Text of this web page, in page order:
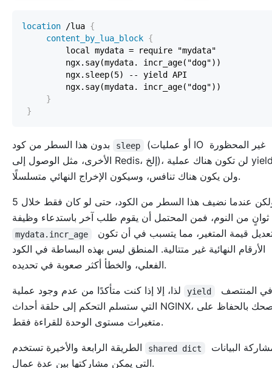
location /lua {
content_by_lua_block {
}
}
sleep
(أو عمليات IO غير المحظورة
الأخرى، مثل الوصول إلى Redis، إلخ)، لن تكون هناك عملية yield،
ولن يكون هناك تنافس، وسيكون الإخراج النهائي متسلسلًا.
ولكن عندما نضيف هذا السطر من الكود، حتى لو كان فقط خلال 5
ثوانٍ من النوم، فمن المحتمل أن يقوم طلب آخر باستدعاء وظيفة
mydata.incr_age
الأرقام النهائية غير متتالية. المنطق ليس بهذه البساطة في الكود
الفعلي، والخطأ أكثر صعوبة في تحديده.
yield
التي ستسلم التحكم إلى حلقة أحداث NGINX، أنصحك بالحفاظ على
متغيرات مستوى الوحدة للقراءة فقط.
shared dict
التي يمكن مشاركتها بين عدة عمال.